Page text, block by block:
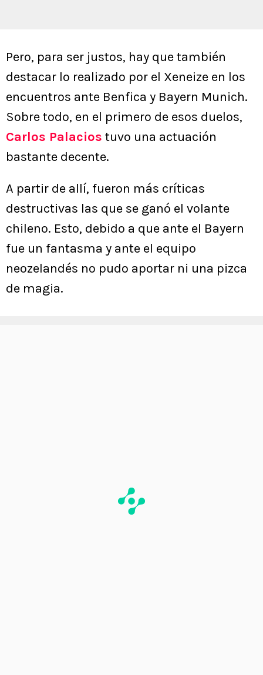
Pero, para ser justos, hay que también
destacar lo realizado por el Xeneize en los
encuentros ante Benfica y Bayern Munich.
Sobre todo, en el primero de esos duelos,
Carlos Palacios tuvo una actuación
bastante decente.
A partir de allí, fueron más críticas
destructivas las que se ganó el volante
chileno. Esto, debido a que ante el Bayern
fue un fantasma y ante el equipo
neozelandés no pudo aportar ni una pizca
de magia.